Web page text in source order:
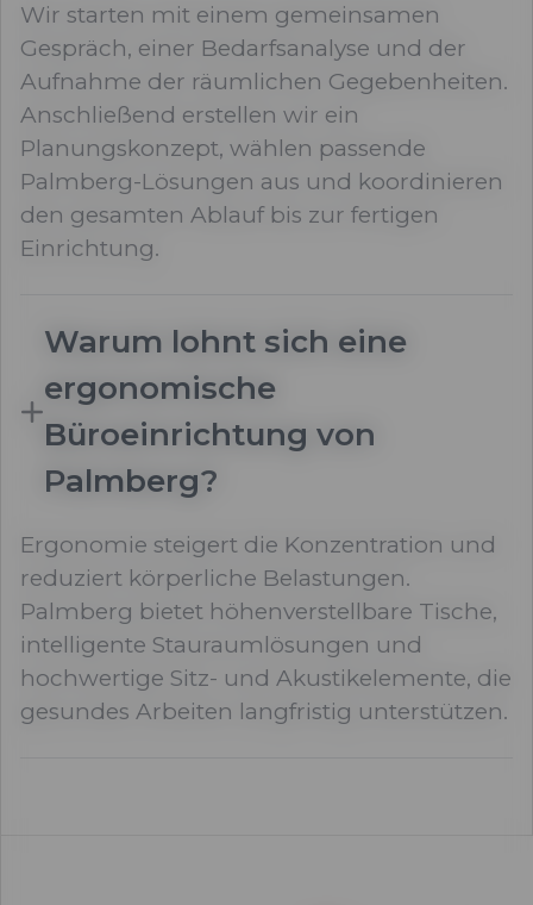
Wir starten mit einem gemeinsamen
Gespräch, einer Bedarfsanalyse und der
Aufnahme der räumlichen Gegebenheiten.
Anschließend erstellen wir ein
Planungskonzept, wählen passende
Palmberg-Lösungen aus und koordinieren
den gesamten Ablauf bis zur fertigen
Einrichtung.
Warum lohnt sich eine
ergonomische
Büroeinrichtung von
Palmberg?
Ergonomie steigert die Konzentration und
reduziert körperliche Belastungen.
Palmberg bietet höhenverstellbare Tische,
intelligente Stauraumlösungen und
hochwertige Sitz- und Akustikelemente, die
gesundes Arbeiten langfristig unterstützen.